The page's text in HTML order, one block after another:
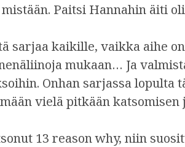
Paitsi Hannahin äiti
sarjaa kaikille, vaikka aihe
mukaan… Ja
Onhan sarjassa lopulta
vielä pitkään katsomisen
13 reason why, niin